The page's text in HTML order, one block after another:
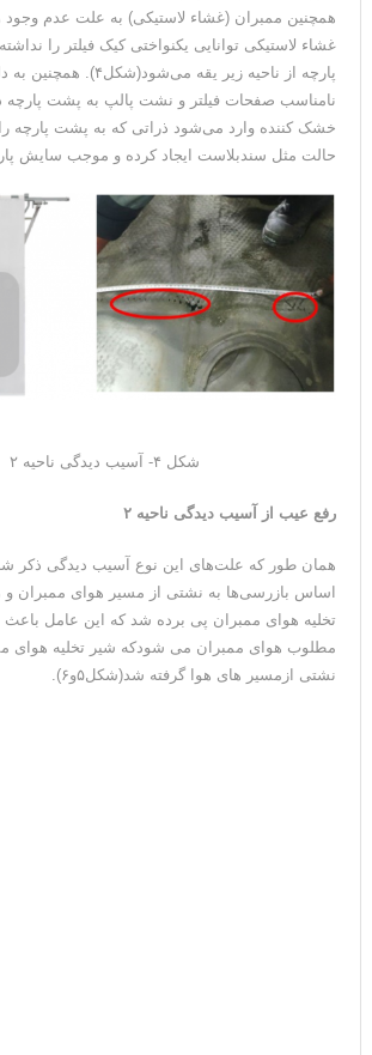
همچنین ممبران (غشاء لاستیکی) به علت عدم
غشاء لاستیکی توانایی یکنواختی کیک فیلتر را
پارچه از ناحیه زیر یقه
نامناسب صفحات فیلتر و نشت پالپ به پشت پارچه
خشک کننده وارد می‌شود ذراتی که به پشت پارچه
حالت مثل سندبلاست ایجاد کرده و موجب سایش
شکل ۴- آسیب دیدگی ناحیه ۲
رفع عیب از آسیب دیدگی ناحیه ۲
همان طور که علت‌های این نوع آسیب دیدگی ذکر
اساس بازرسی‌ها به نشتی از مسیر هوای ممبران و
تخلیه هوای ممبران پی برده شد که این عامل باعث
مطلوب هوای ممبران می شودکه شیر تخلیه هوای
نشتی ازمسیر های هوا گرفته شد(شکل۵و۶).